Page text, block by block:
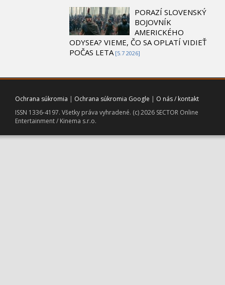
PORAZÍ SLOVENSKÝ
BOJOVNÍK
AMERICKÉHO
ODYSEA? VIEME, ČO SA OPLATÍ VIDIEŤ
POČAS LETA [5.7 2026]
Ochrana súkromia | Ochrana súkromia Google | O nás / kontakt
ISSN 1336-4197. Všetky práva vyhradené. (c) 2026 SECTOR Online
Entertainment / Kinema s.r.o.